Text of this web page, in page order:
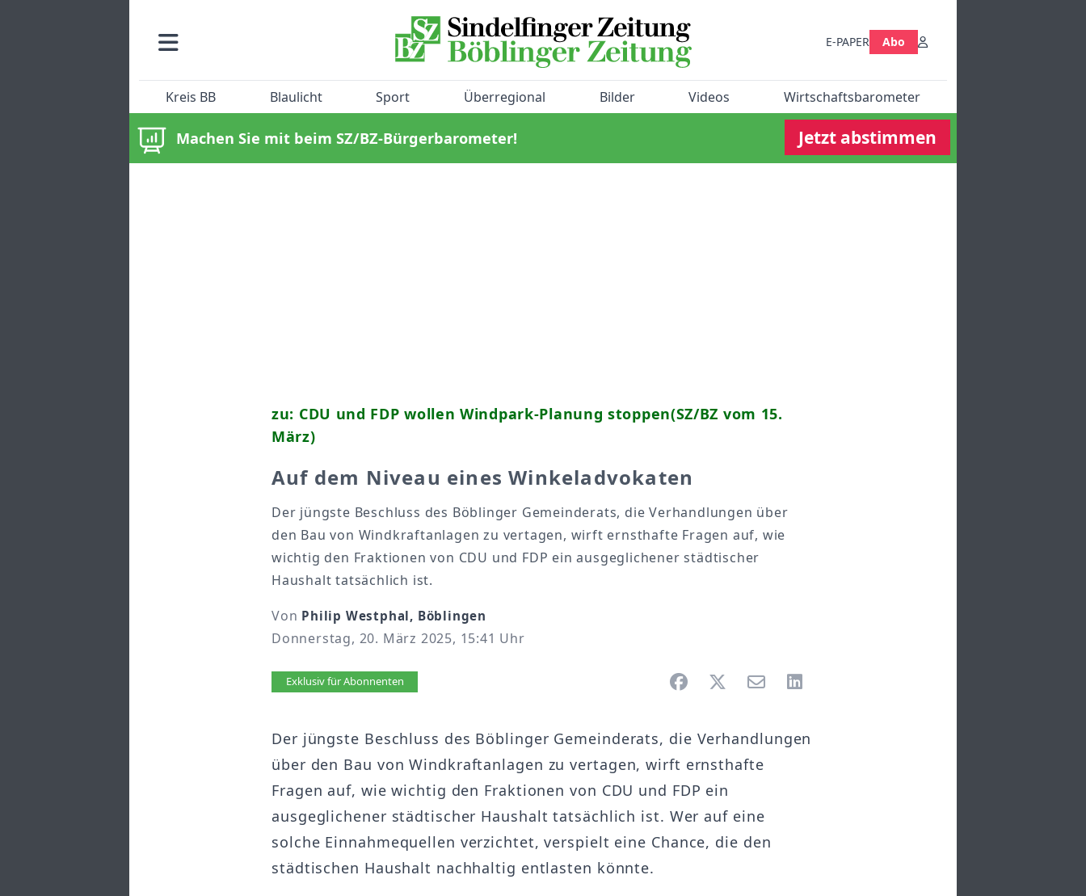
E-PAPER Abo
Kreis BB Blaulicht Sport Überregional Bilder Videos Wirtschaftsbarometer
Machen Sie mit beim SZ/BZ-Bürgerbarometer! Jetzt abstimmen
zu: CDU und FDP wollen Windpark-Planung stoppen(SZ/BZ vom 15.
März)
Auf dem Niveau eines Winkeladvokaten
Der jüngste Beschluss des Böblinger Gemeinderats, die Verhandlungen über
den Bau von Windkraftanlagen zu vertagen, wirft ernsthafte Fragen auf, wie
wichtig den Fraktionen von CDU und FDP ein ausgeglichener städtischer
Haushalt tatsächlich ist.
Von Philip Westphal, Böblingen
Donnerstag, 20. März 2025, 15:41 Uhr
Artikel vorlesen
Exklusiv für Abonnenten
Der jüngste Beschluss des Böblinger Gemeinderats, die Verhandlungen
über den Bau von Windkraftanlagen zu vertagen, wirft ernsthafte
Fragen auf, wie wichtig den Fraktionen von CDU und FDP ein
ausgeglichener städtischer Haushalt tatsächlich ist. Wer auf eine
solche Einnahmequellen verzichtet, verspielt eine Chance, die den
städtischen Haushalt nachhaltig entlasten könnte.